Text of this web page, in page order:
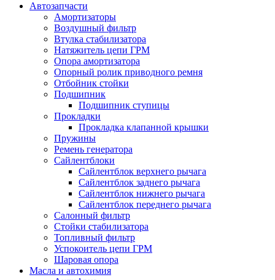
Автозапчасти
Амортизаторы
Воздушный фильтр
Втулка стабилизатора
Натяжитель цепи ГРМ
Опора амортизатора
Опорный ролик приводного ремня
Отбойник стойки
Подшипник
Подшипник ступицы
Прокладки
Прокладка клапанной крышки
Пружины
Ремень генератора
Сайлентблоки
Сайлентблок верхнего рычага
Сайлентблок заднего рычага
Сайлентблок нижнего рычага
Сайлентблок переднего рычага
Салонный фильтр
Стойки стабилизатора
Топливный фильтр
Успокоитель цепи ГРМ
Шаровая опора
Масла и автохимия